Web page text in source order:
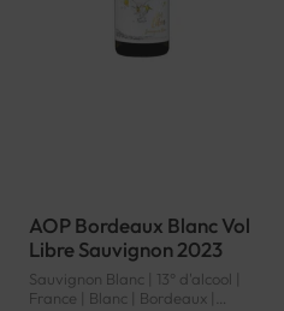
AOP Bordeaux Blanc Vol
Libre Sauvignon 2023
Sauvignon Blanc | 13° d'alcool |
France | Blanc | Bordeaux |